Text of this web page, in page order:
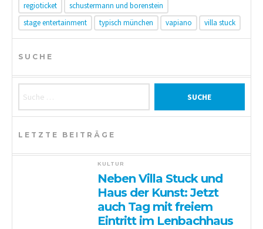
regioticket
schustermann und borenstein
stage entertainment
typisch münchen vapiano villa stuck
SUCHE
LETZTE BEITRÄGE
KULTUR
Neben Villa Stuck und
Haus der Kunst: Jetzt
auch Tag mit freiem
Eintritt im Lenbachhaus